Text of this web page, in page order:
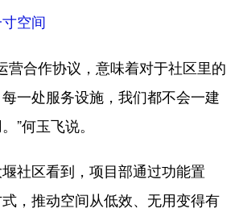
空间
合作协议，意味着对于社区里的
一处服务设施，我们都不会一建
”何玉飞说。
区看到，项目部通过功能置
，推动空间从低效、无用变得有